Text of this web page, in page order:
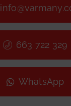
663 722 329
WhatsApp